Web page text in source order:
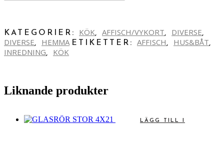
KATEGORIER: KÖK, AFFISCH/VYKORT, DIVERSE,
DIVERSE, HEMMA ETIKETTER: AFFISCH, HUS&BÅT,
INREDNING, KÖK
Liknande produkter
LÄGG TILL I